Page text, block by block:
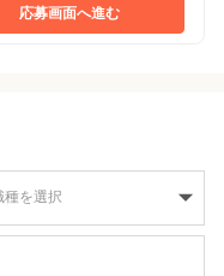
応募画面へ進む